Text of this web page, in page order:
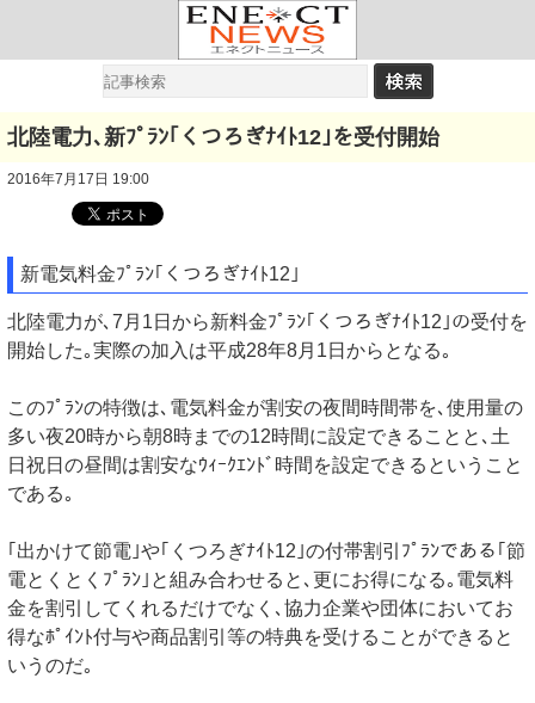
北陸電力､新ﾌﾟﾗﾝ｢くつろぎﾅｲﾄ12｣を受付開始
2016年7月17日 19:00
新電気料金ﾌﾟﾗﾝ｢くつろぎﾅｲﾄ12｣
北陸電力が､7月1日から新料金ﾌﾟﾗﾝ｢くつろぎﾅｲﾄ12｣の受付を
開始した｡実際の加入は平成28年8月1日からとなる｡
このﾌﾟﾗﾝの特徴は､電気料金が割安の夜間時間帯を､使用量の
多い夜20時から朝8時までの12時間に設定できることと､土
日祝日の昼間は割安なｳｨｰｸｴﾝﾄﾞ時間を設定できるということ
である｡
｢出かけて節電｣や｢くつろぎﾅｲﾄ12｣の付帯割引ﾌﾟﾗﾝである｢節
電とくとくﾌﾟﾗﾝ｣と組み合わせると､更にお得になる｡電気料
金を割引してくれるだけでなく､協力企業や団体においてお
得なﾎﾟｲﾝﾄ付与や商品割引等の特典を受けることができると
いうのだ｡